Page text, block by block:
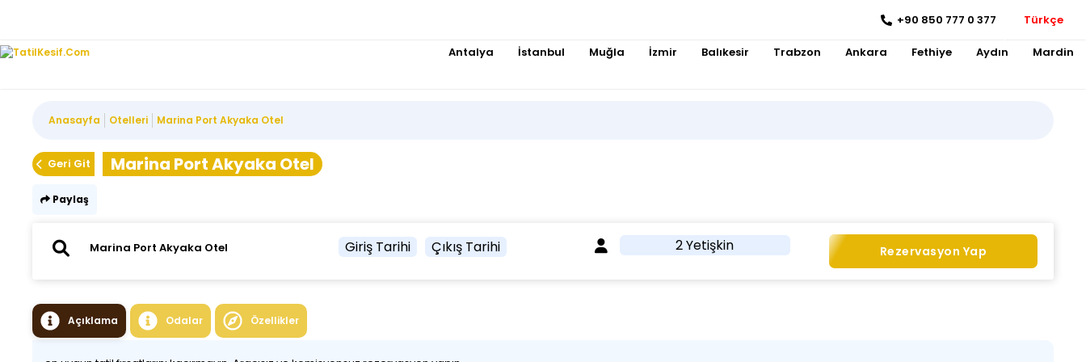
+90 850 777 0 377 Türkçe
Antalya İstanbul Muğla İzmir Balıkesir Trabzon Ankara Fethiye Aydın Mardin
Anasayfa Otelleri Marina Port Akyaka Otel
Geri Git Marina Port Akyaka Otel
Paylaş
Giriş Tarihi Çıkış Tarihi 2 Yetişkin Rezervasyon Yap
Açıklama Odalar Özellikler